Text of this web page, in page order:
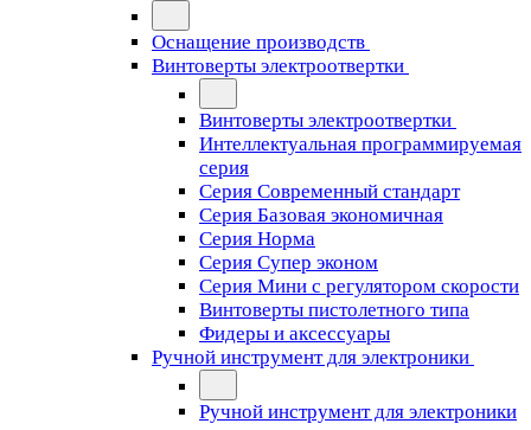
Оснащение производств
Винтоверты электроотвертки
Винтоверты электроотвертки
Интеллектуальная программируемая
серия
Серия Современный стандарт
Серия Базовая экономичная
Серия Норма
Серия Cупер эконом
Серия Мини с регулятором скорости
Винтоверты пистолетного типа
Фидеры и аксессуары
Ручной инструмент для электроники
Ручной инструмент для электроники